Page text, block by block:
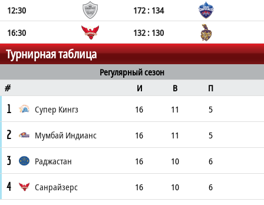
12:30
172 : 134
16:30
132 : 130
Турнирная таблица
Регулярный сезон
# И В П
1 Супер Кингз 16 11 5
2 Мумбай Индианс 16 11 5
3 Раджастан 16 10 6
4 Санрайзерс 16 10 6